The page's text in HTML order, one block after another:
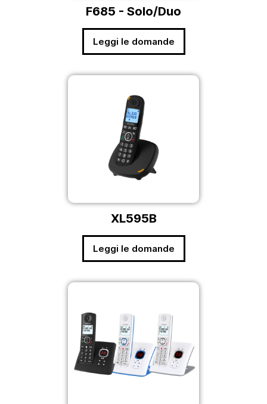
F685 - Solo/Duo
Leggi le domande
XL595B
Leggi le domande